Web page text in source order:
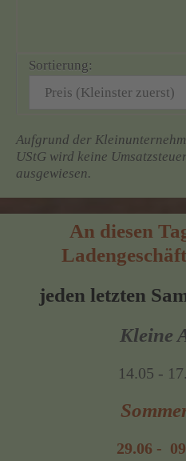
Sortierung:
Aufgrund der
UStG wird keine
ausgewiesen.
An diesen
jeden letzten
Kleine
14.05 -
29.06 -